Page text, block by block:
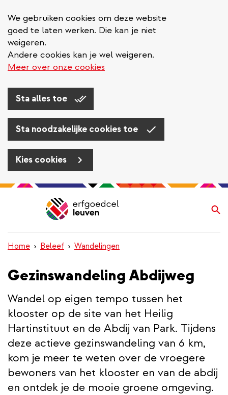
We gebruiken cookies om deze website
goed te laten werken. Die kan je niet
weigeren.
Andere cookies kan je wel weigeren.
Meer over onze cookies
Sta alles toe
Sta noodzakelijke cookies toe
Kies cookies
Overslaan
inhoud
gaan
Navigatie
wisselen
Home Beleef Wandelingen
Gezinswandeling Abdijweg
Wandel op eigen tempo tussen het
klooster op de site van het Heilig
Hartinstituut en de Abdij van Park. Tijdens
deze actieve gezinswandeling van 6 km,
kom je meer te weten over de vroegere
bewoners van het klooster en van de abdij
en ontdek je de mooie groene omgeving.